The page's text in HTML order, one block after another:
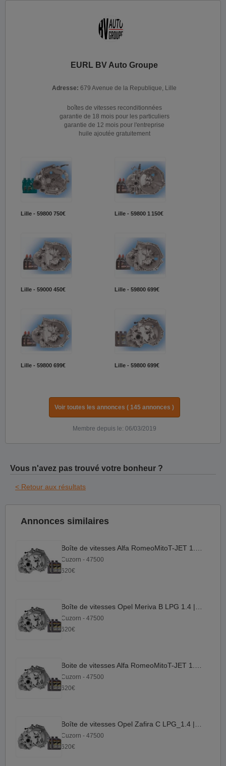
EURL BV Auto Groupe
Adresse: 679 Avenue de la Republique, Lille
boîtes de vitesses reconditionnées
garantie de 18 mois pour les particuliers
garantie de 12 mois pour l'entreprise
huile ajoutée gratuitement
Lille - 59800 750€ Lille - 59800 1 150€
Lille - 59000 450€ Lille - 59800 699€
Lille - 59800 699€ Lille - 59800 699€
Voir toutes les annonces ( 145 annonces )
Membre depuis le: 06/03/2019
Vous n'avez pas trouvé votre bonheur ?
< Retour aux résultats
Annonces similaires
Cuzorn - 47500
620€
Cuzorn - 47500
620€
Cuzorn - 47500
620€
Cuzorn - 47500
620€